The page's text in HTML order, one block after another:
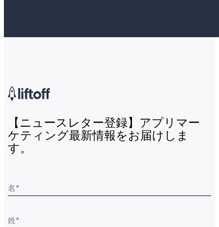
【ニュースレター登録】アプリマー
ケティング最新情報をお届けしま
す。
名*
姓*